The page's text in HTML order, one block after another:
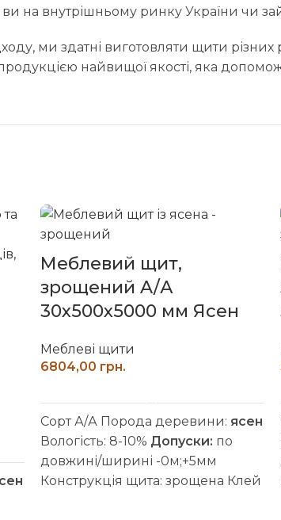
на внутрішньому ринку України чи
ми здатні виготовляти щити різних
найвищої якості, яка
Меблевий щит,
зрощений A/А
30х500х5000 мм Ясен
Меблеві щити
грн.
Сорт А/А Порода деревини: ясен
Вологість: 8-10% Допуски: по
довжині/ширині -0м;+5мм
Конструкція щита: зрощена Клей